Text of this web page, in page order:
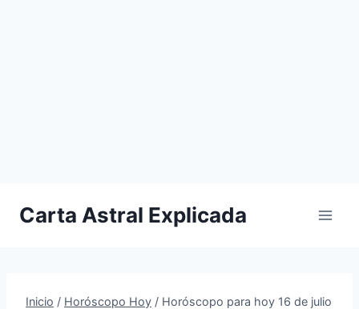
Carta Astral Explicada
Inicio / Horóscopo Hoy / Horóscopo para hoy 16 de julio